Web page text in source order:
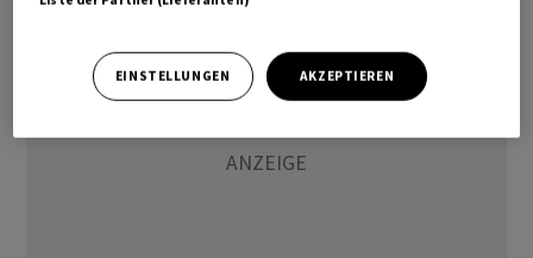
EINSTELLUNGEN AKZEPTIEREN